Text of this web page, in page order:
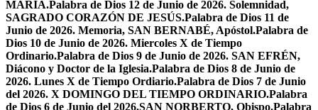
MARÍA.Palabra de Dios 12 de Junio de 2026. Solemnidad,
SAGRADO CORAZÓN DE JESÚS.Palabra de Dios 11 de
Junio de 2026. Memoria, SAN BERNABÉ, Apóstol.Palabra de
Dios 10 de Junio de 2026. Miercoles X de Tiempo
Ordinario.Palabra de Dios 9 de Junio de 2026. SAN EFRÉN,
Diácono y Doctor de la Iglesia.Palabra de Dios 8 de Junio de
2026. Lunes X de Tiempo Ordiario.Palabra de Dios 7 de Junio
del 2026. X DOMINGO DEL TIEMPO ORDINARIO.Palabra
de Dios 6 de Junio del 2026.SAN NORBERTO, Obispo.Palabra